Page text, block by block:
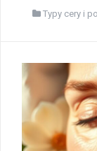
Typy cery i